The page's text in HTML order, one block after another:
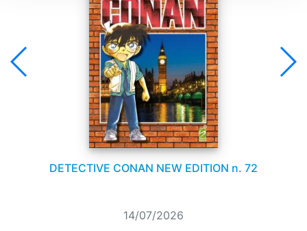
DETECTIVE CONAN NEW EDITION n. 72
14/07/2026